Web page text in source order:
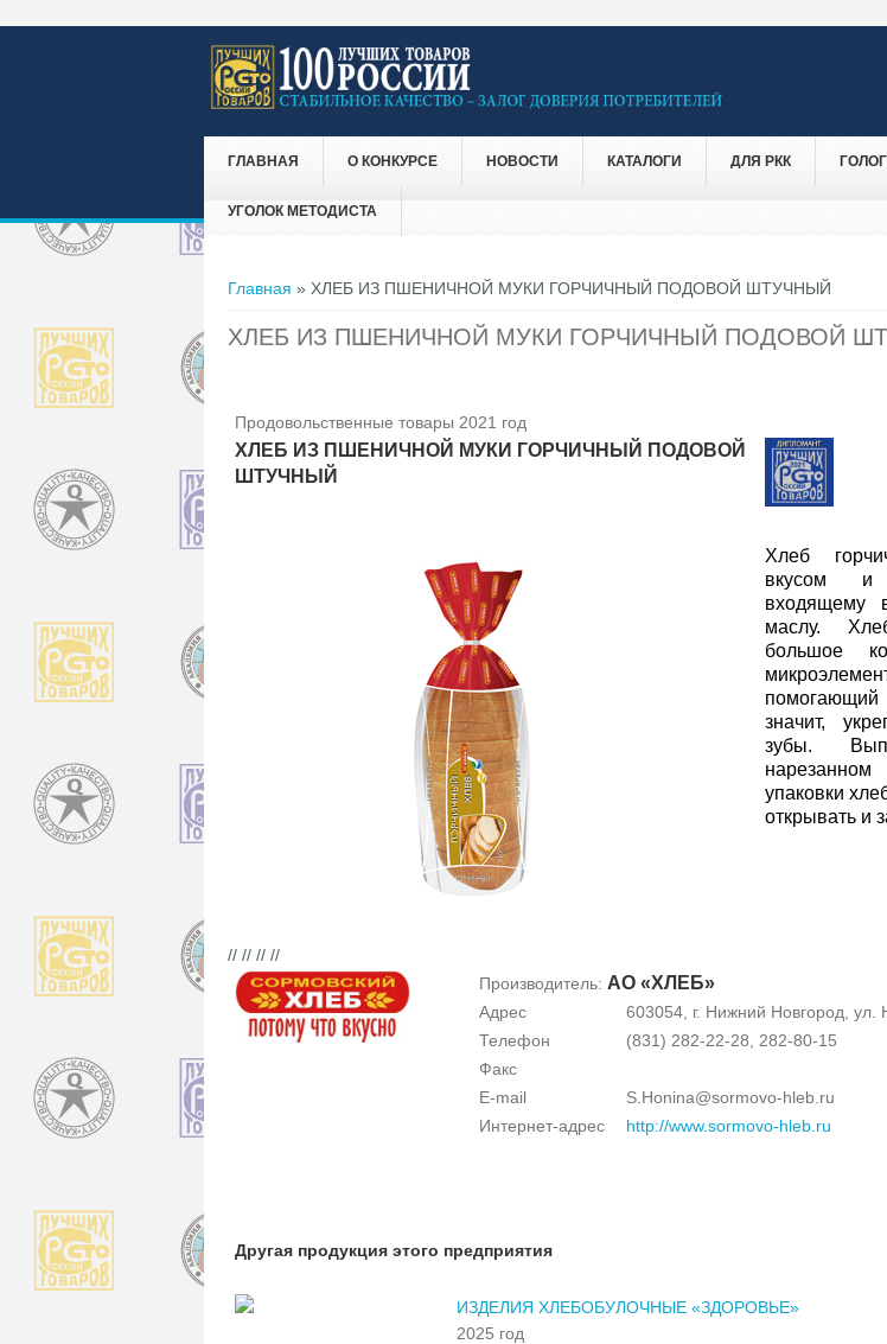
ГЛАВНАЯ О КОНКУРСЕ НОВОСТИ КАТАЛОГИ ДЛЯ РКК
УГОЛОК МЕТОДИСТА
Вы здесь
Главная » ХЛЕБ ИЗ ПШЕНИЧНОЙ МУКИ ГОРЧИЧНЫЙ ПОДОВОЙ ШТУЧНЫЙ
ХЛЕБ ИЗ ПШЕНИЧНОЙ МУКИ ГОРЧИЧНЫЙ ПОДОВОЙ
Продовольственные товары 2021 год
ХЛЕБ ИЗ ПШЕНИЧНОЙ МУКИ ГОРЧИЧНЫЙ ПОДОВОЙ
ШТУЧНЫЙ
Хлеб
вкусом и
входящему
маслу.
большое
значит,
зубы.
упаковки
открывать и
// // // //
Производитель: АО «ХЛЕБ»
Адрес
603054, г. Нижний Новгород, ул.
Телефон
(831) 282-22-28, 282-80-15
Факс
E-mail
S.Honina@sormovo-hleb.ru
Интернет-адрес
http://www.sormovo-hleb.ru
Другая продукция этого предприятия
ИЗДЕЛИЯ ХЛЕБОБУЛОЧНЫЕ «ЗДОРОВЬЕ»
2025 год